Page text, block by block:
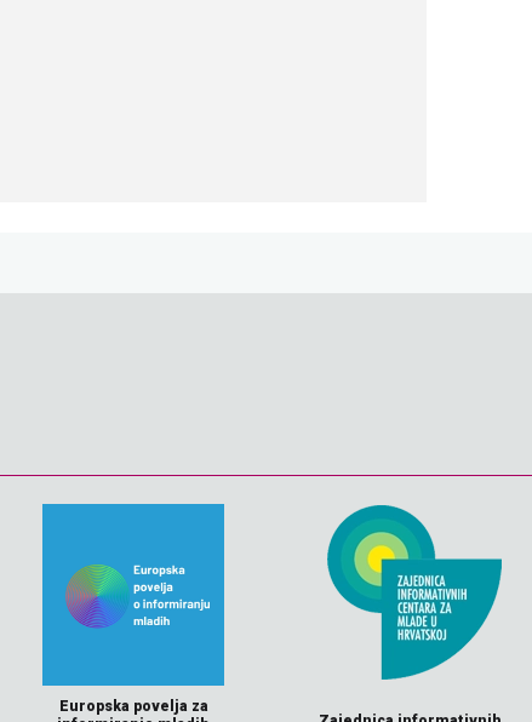
Europska povelja za